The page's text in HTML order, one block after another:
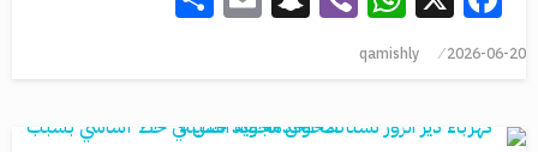
2026-06-20
qamishly